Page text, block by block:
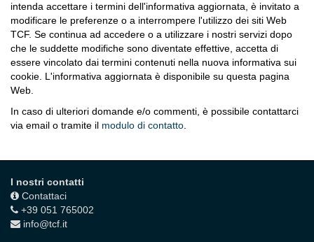
intenda accettare i termini dell'informativa aggiornata, è invitato a
modificare le preferenze o a interrompere l'utilizzo dei siti Web
TCF. Se continua ad accedere o a utilizzare i nostri servizi dopo
che le suddette modifiche sono diventate effettive, accetta di
essere vincolato dai termini contenuti nella nuova informativa sui
cookie. L'informativa aggiornata è disponibile su questa pagina
Web.
In caso di ulteriori domande e/o commenti, è possibile contattarci
via email o tramite il modulo di contatto
I nostri contatti
Contattaci
+39 051 765002
info@tcf.it